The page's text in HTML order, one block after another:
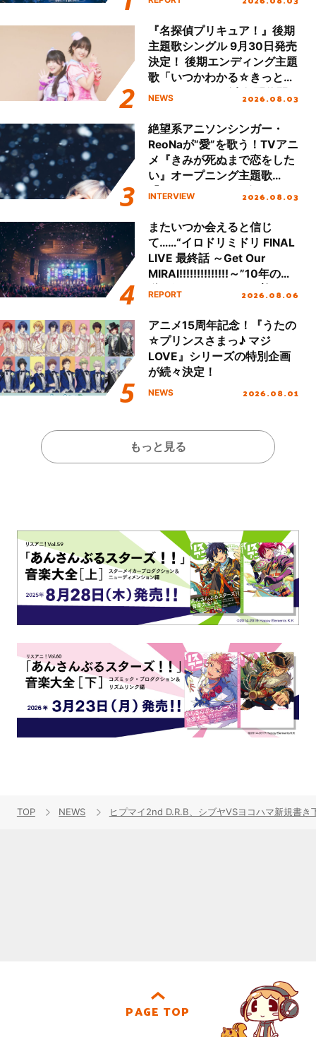
ート!!
『名探偵プリキュア！』後期
主題歌シングル 9月30日発売
決定！ 後期エンディング主題
歌「いつかわかる☆きっとあ
える」TVサイズ先行配信開
NEWS 2026.08.03
絶望系アニソンシンガー・
ReoNaが“愛”を歌う！TVアニ
メ『きみが死ぬまで恋をした
い』オープニング主題歌
「Amore」インタビュー
INTERVIEW 2026.08.03
またいつか会えると信じ
て……“イロドリミドリ FINAL
LIVE 最終話 ～Get Our
MIRAI!!!!!!!!!!!!!!～”10年の活
動を経てファイナルを迎える
REPORT 2026.08.06
アニメ15周年記念！『うたの
☆プリンスさまっ♪ マジ
LOVE』シリーズの特別企画
が続々決定！
NEWS 2026.08.01
もっと見る
TOP NEWS ヒプマイ2nd D.R.B、シブヤVSヨコハマ新規書
PAGE TOP